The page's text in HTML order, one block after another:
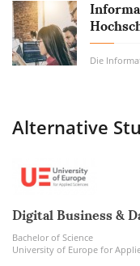
Alternative
Digital Business &
Bachelor of Science
University of Europe for